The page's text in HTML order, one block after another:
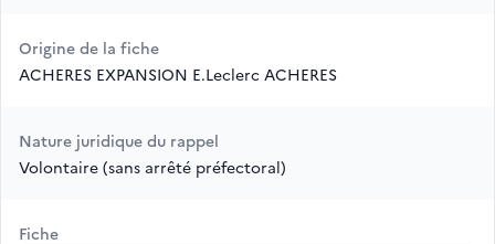
Origine de la fiche
ACHERES EXPANSION E.Leclerc ACHERES
Nature juridique du rappel
Volontaire (sans arrêté préfectoral)
Fiche